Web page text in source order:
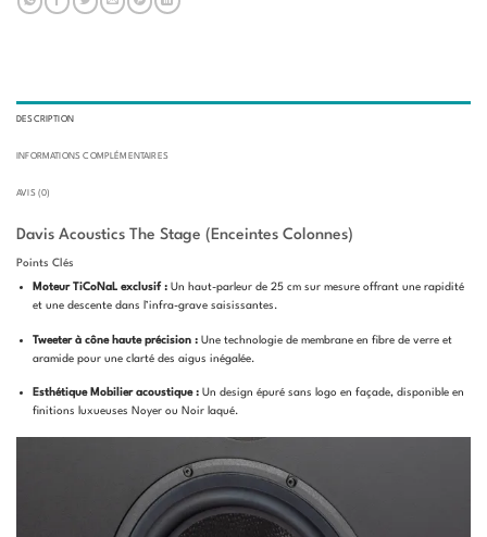
DESCRIPTION
INFORMATIONS COMPLÉMENTAIRES
AVIS (0)
Davis Acoustics The Stage (Enceintes Colonnes)
Points Clés
Moteur TiCoNaL exclusif :Un haut-parleur de 25 cm sur mesure offrant une rapidité
et une descente dans l’infra-grave saisissantes.
Tweeter à cône haute précision :Une technologie de membrane en fibre de verre et
aramide pour une clarté des aigus inégalée.
Esthétique Mobilier acoustique :Un design épuré sans logo en façade, disponible en
finitions luxueuses Noyer ou Noir laqué.